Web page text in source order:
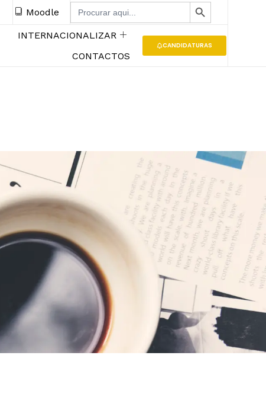
Moodle
Search
for:
INTERNACIONALIZAR
CONTACTOS
CANDIDATURAS